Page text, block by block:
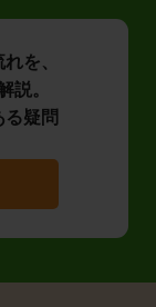
を、
説。
る疑問